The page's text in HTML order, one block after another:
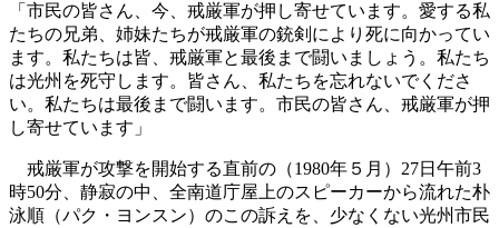
「市民の皆さん、今、戒厳軍が押し寄せています。愛する私
たちの兄弟、姉妹たちが戒厳軍の銃剣により死に向かってい
ます。私たちは皆、戒厳軍と最後まで闘いましょう。私たち
は光州を死守します。皆さん、私たちを忘れないでくださ
い。私たちは最後まで闘います。市民の皆さん、戒厳軍が押
し寄せています」
戒厳軍が攻撃を開始する直前の（1980年５月）27日午前3
時50分、静寂の中、全南道庁屋上のスピーカーから流れた朴
泳順（パク・ヨンスン）のこの訴えを、少なくない光州市民